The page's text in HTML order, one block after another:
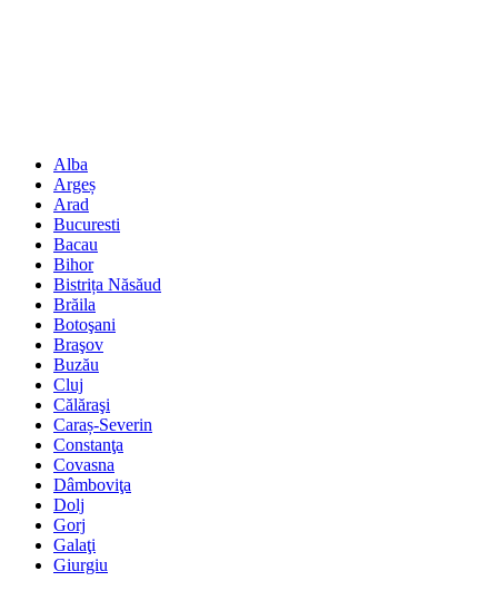
Alba
Argeș
Arad
Bucuresti
Bacau
Bihor
Bistrița Năsăud
Brăila
Botoşani
Braşov
Buzău
Cluj
Călăraşi
Caraș-Severin
Constanţa
Covasna
Dâmboviţa
Dolj
Gorj
Galaţi
Giurgiu